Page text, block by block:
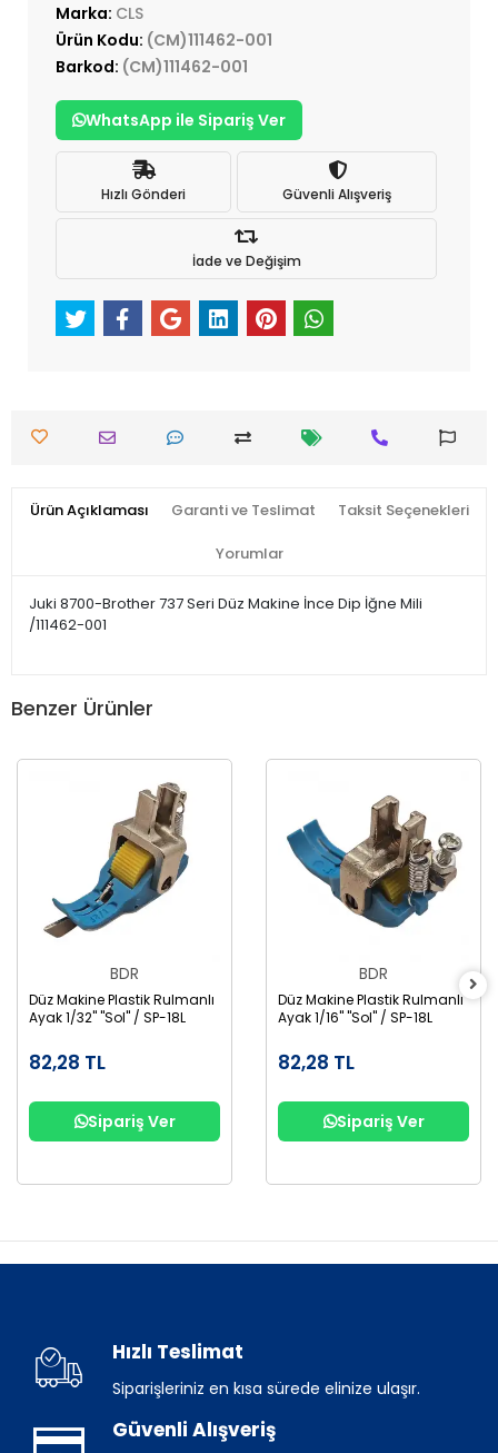
Marka: CLS
Ürün Kodu: (CM)111462-001
Barkod: (CM)111462-001
WhatsApp ile Sipariş Ver
Hızlı Gönderi Güvenli Alışveriş
İade ve Değişim
Ürün Açıklaması Garanti ve Teslimat Taksit Seçenekleri
Yorumlar
Juki 8700-Brother 737 Seri Düz Makine İnce Dip İğne Mili
/111462-001
Benzer Ürünler
BDR
Düz Makine Plastik Rulmanlı
Ayak 1/32" "Sol" / SP-18L
82,28 TL
Sipariş Ver
BDR
Düz Makine Plastik Rulmanlı
Ayak 1/16" "Sol" / SP-18L
82,28 TL
Sipariş Ver
Hızlı Teslimat
Siparişleriniz en kısa sürede elinize ulaşır.
Güvenli Alışveriş